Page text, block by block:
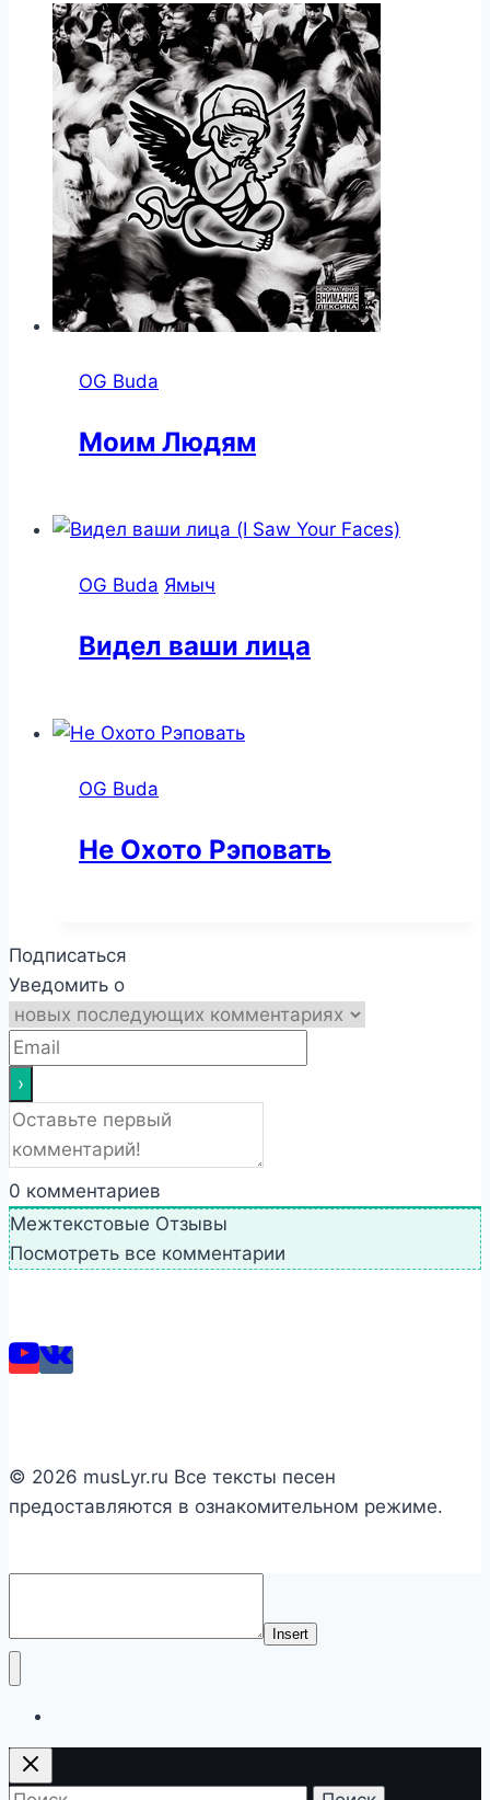
OG Buda
Моим Людям
OG Buda Ямыч
Видел ваши лица
OG Buda
Не Охото Рэповать
Подписаться
Уведомить о
0 комментариев
Межтекстовые Отзывы
Посмотреть все комментарии
© 2026 musLyr.ru Все тексты песен
предоставляются в ознакомительном режиме.
Insert